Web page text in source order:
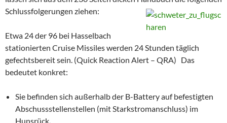
Schlussfolgerungen ziehen:
Etwa 24 der 96 bei Hasselbach
stationierten Cruise Missiles werden 24 Stunden täglich
gefechtsbereit sein. (Quick Reaction Alert – QRA) Das
bedeutet konkret:
Sie befinden sich außerhalb der B-Battery auf befestigten
Abschussstellenstellen (mit Starkstromanschluss) im
Hunsrück.